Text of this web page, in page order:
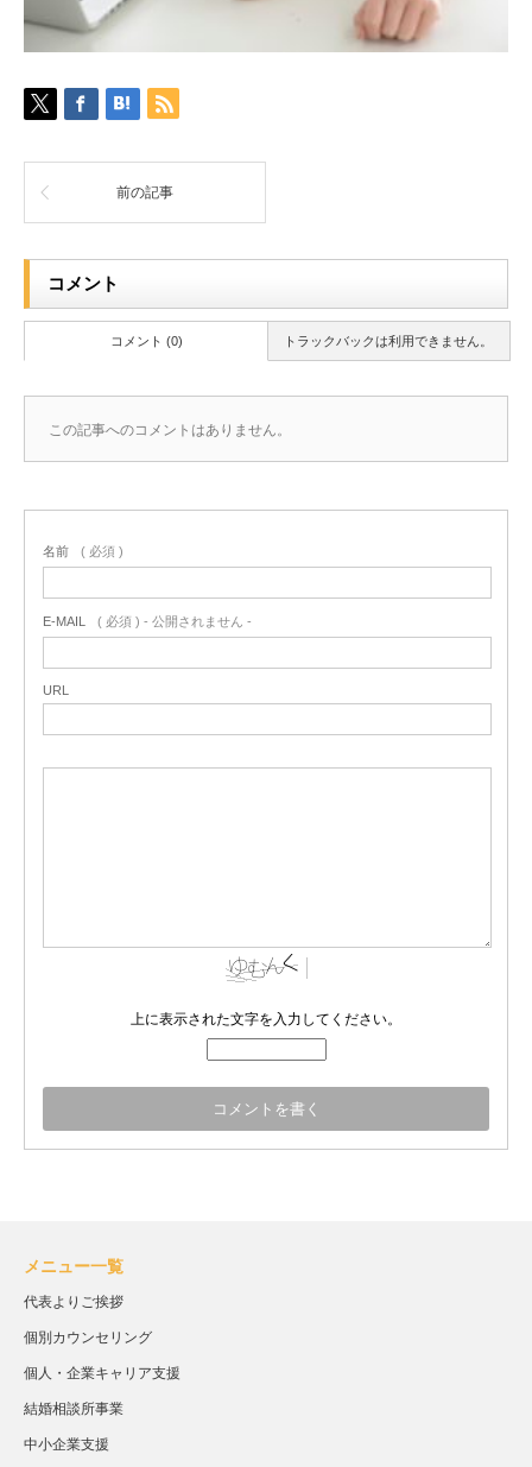
前の記事
コメント
トラックバックは利用できません。
コメント (0)
この記事へのコメントはありません。
名前 ( 必須 )
E-MAIL ( 必須 ) - 公開されません -
URL
上に表示された文字を入力してください。
メニュー一覧
代表よりご挨拶
個別カウンセリング
個人・企業キャリア支援
結婚相談所事業
中小企業支援